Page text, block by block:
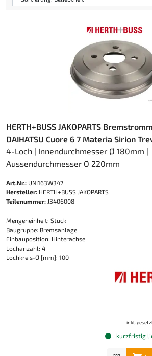
HERTH+BUSS JAKOPARTS
DAIHATSU Cuore 6 7 Materia Sirion
4-Loch | Innendurchmesser Ø 180mm |
Aussendurchmesser Ø 220mm
Art.Nr.: UNI163W347
Hersteller: HERTH+BUSS JAKOPARTS
Teilenummer: J3406008
Mengeneinheit: Stück
Baugruppe: Bremsanlage
Einbauposition: Hinterachse
Lochanzahl: 4
Lochkreis-Ø [mm]: 100
inkl.
kurzfristig